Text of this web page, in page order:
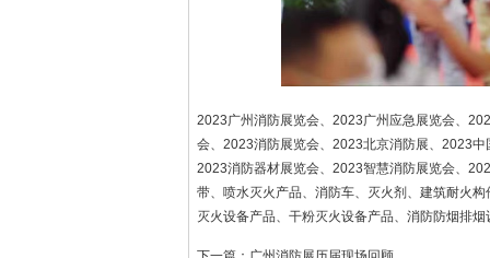
2023广州消防展览会、2023广州应急展览会、
会、2023消防展览会、2023北京消防展、2023
2023消防器材展览会、2023智慧消防展览会、
带、喷水灭火产品、消防车、灭火剂、建筑耐火
灭火设备产品、干粉灭火设备产品、消防防烟排